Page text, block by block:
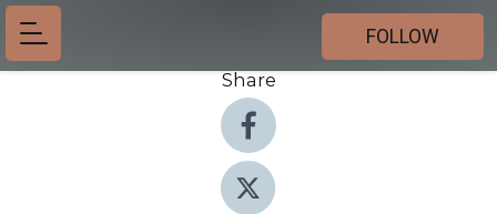
FOLLOW
Share